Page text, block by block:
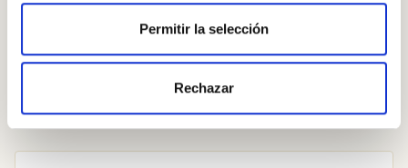
Permitir la selección
Rechazar
pinta-les abans amb un ou batut perquè agafin un to